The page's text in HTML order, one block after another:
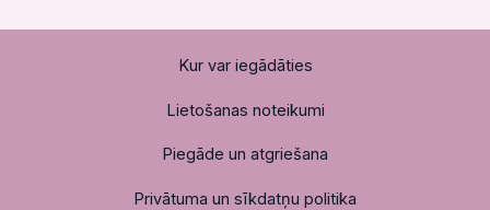
Kur var iegādāties
Lietošanas noteikumi
Piegāde un atgriešana
Privātuma un sīkdatņu politika